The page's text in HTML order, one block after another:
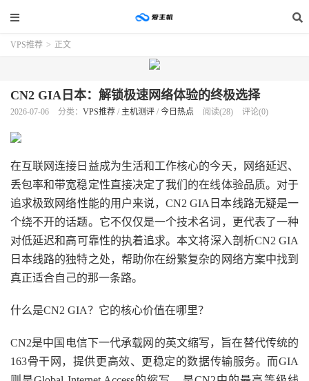
VPS推荐 > 正文
CN2 GIA日本：解锁极速网络体验的终极选择
2026-07-06 分类： VPS推荐 / 主机测评 / 今日热点 阅读(28) 评论(0)
在互联网连接日益成为生活和工作核心的今天，网络延迟、
丢包率和带宽稳定性直接决定了我们的在线体验品质。对于
追求极致网络性能的用户来说，CN2 GIA日本线路无疑是一
个绕不开的话题。它不仅仅是一个技术名词，更代表了一种
对低延迟和高可靠性的执着追求。本文将深入剖析CN2 GIA
日本线路的独特之处，帮助你在纷繁复杂的网络方案中找到
真正适合自己的那一条路。
什么是CN2 GIA？它的核心价值在哪里？
CN2是中国电信下一代承载网的英文缩写，旨在替代传统的
163骨干网，提供更高效、更稳定的数据传输服务。而GIA